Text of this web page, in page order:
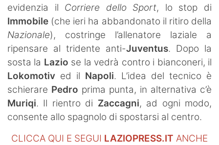
evidenzia il Corriere dello Sport, lo stop di
Immobile (che ieri ha abbandonato il ritiro della
Nazionale), costringe l’allenatore laziale a
ripensare al tridente anti-Juventus. Dopo la
sosta la Lazio se la vedrà contro i bianconeri, il
Lokomotiv ed il Napoli. L’idea del tecnico è
schierare Pedro prima punta, in alternativa c’è
Muriqi. Il rientro di Zaccagni, ad ogni modo,
consente allo spagnolo di spostarsi al centro.
CLICCA QUI E SEGUI LAZIOPRESS.IT ANCHE